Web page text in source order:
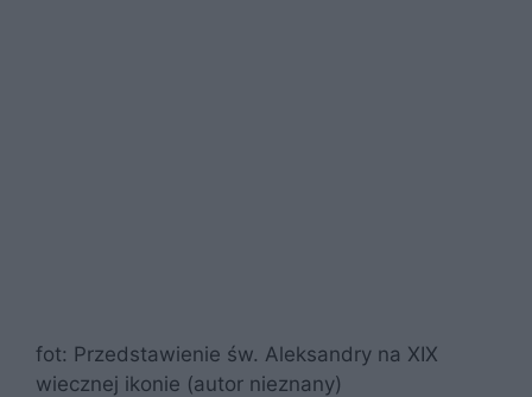
fot: Przedstawienie św. Aleksandry na XIX
wiecznej ikonie (autor nieznany)